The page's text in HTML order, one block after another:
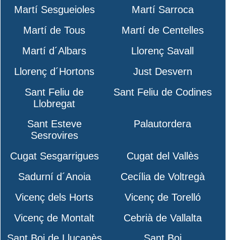
Martí Sesgueioles
Martí Sarroca
Martí de Tous
Martí de Centelles
Martí d´Albars
Llorenç Savall
Llorenç d´Hortons
Just Desvern
Sant Feliu de
Llobregat
Sant Feliu de Codines
Sant Esteve
Sesrovires
Palautordera
Cugat Sesgarrigues
Cugat del Vallès
Sadurní d´Anoia
Cecília de Voltregà
Vicenç dels Horts
Vicenç de Torelló
Vicenç de Montalt
Cebrià de Vallalta